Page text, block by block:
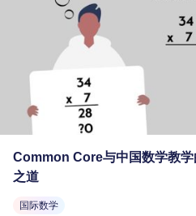
Common Core与中国数学教
之道
国际数学